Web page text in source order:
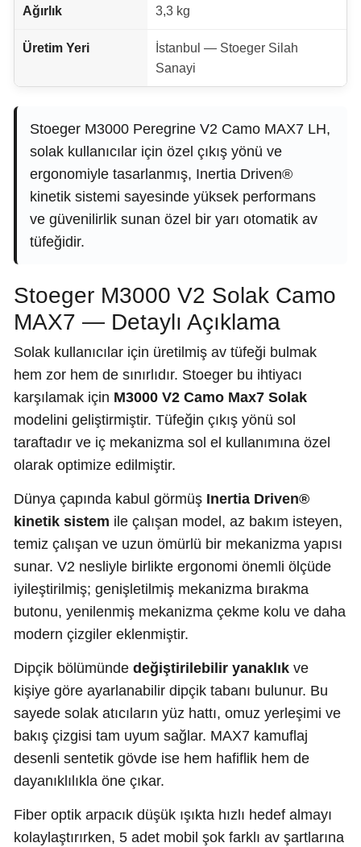
Ağırlık 3,3 kg
Üretim Yeri
İstanbul — Stoeger Silah
Sanayi
Stoeger M3000 Peregrine V2 Camo MAX7 LH,
solak kullanıcılar için özel çıkış yönü ve
ergonomiyle tasarlanmış, Inertia Driven®
kinetik sistemi sayesinde yüksek performans
ve güvenilirlik sunan özel bir yarı otomatik av
tüfeğidir.
Stoeger M3000 V2 Solak Camo
MAX7 — Detaylı Açıklama
Solak kullanıcılar için üretilmiş av tüfeği bulmak
hem zor hem de sınırlıdır. Stoeger bu ihtiyacı
karşılamak için M3000 V2 Camo Max7 Solak
modelini geliştirmiştir. Tüfeğin çıkış yönü sol
taraftadır ve iç mekanizma sol el kullanımına özel
olarak optimize edilmiştir.
Dünya çapında kabul görmüş Inertia Driven®
kinetik sistem ile çalışan model, az bakım isteyen,
temiz çalışan ve uzun ömürlü bir mekanizma yapısı
sunar. V2 nesliyle birlikte ergonomi önemli ölçüde
iyileştirilmiş; genişletilmiş mekanizma bırakma
butonu, yenilenmiş mekanizma çekme kolu ve daha
modern çizgiler eklenmiştir.
Dipçik bölümünde değiştirilebilir yanaklıkve
kişiye göre ayarlanabilir dipçik tabanı bulunur. Bu
sayede solak atıcıların yüz hattı, omuz yerleşimi ve
bakış çizgisi tam uyum sağlar. MAX7 kamuflaj
desenli sentetik gövde ise hem hafiflik hem de
dayanıklılıkla öne çıkar.
Fiber optik arpacık düşük ışıkta hızlı hedef almayı
kolaylaştırırken, 5 adet mobil şok farklı av şartlarına